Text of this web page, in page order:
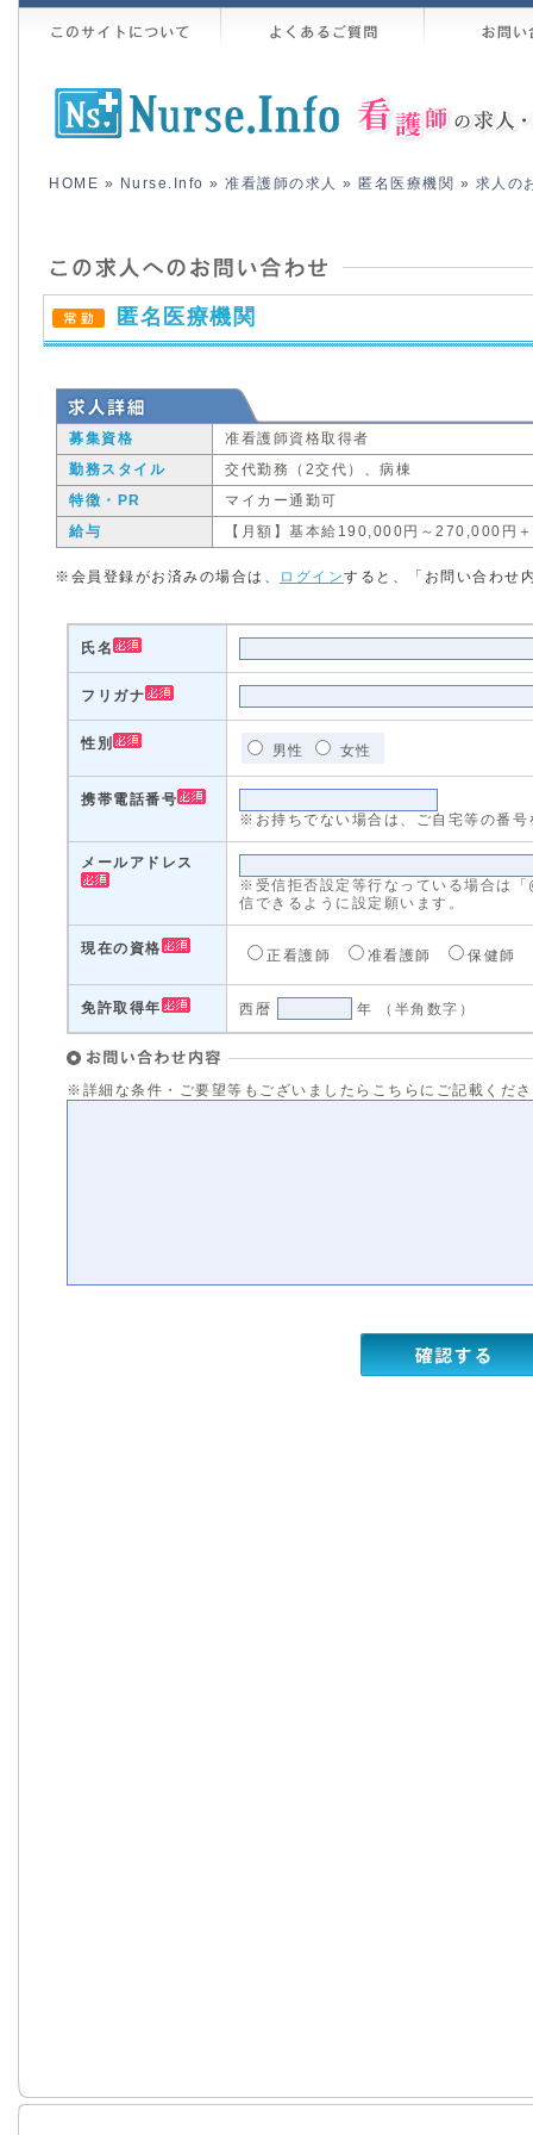
HOME » Nurse.Info » 准看護師の求人 » 匿名医療機関 » 求人の
匿名医療機関
募集資格
准看護師資格取得者
勤務スタイル
交代勤務（2交代）、病棟
特徴・PR
マイカー通勤可
給与
【月額】基本給190,000円～270,000円
※会員登録がお済みの場合は、 ログインすると、「お問い合わせ
氏名
フリガナ
性別 男性 女性
携帯電話番号
※お持ちでない場合は、ご自宅等の番号
メールアドレス
※受信拒否設定等行なっている場合は
信できるように設定願います。
現在の資格 正看護師 准看護師 保健師
免許取得年 西暦 年 （半角数字）
※詳細な条件・ご要望等もございましたらこちらにご記載くだ